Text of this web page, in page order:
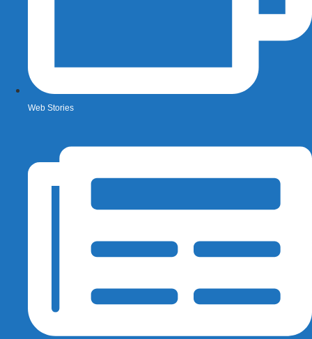
Web Stories